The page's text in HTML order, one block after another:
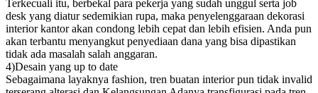
Terkecuali itu, berbekal para pekerja yang sudah unggul serta job
desk yang diatur sedemikian rupa, maka penyelenggaraan dekorasi
interior kantor akan condong lebih cepat dan lebih efisien. Anda pun
akan terbantu menyangkut penyediaan dana yang bisa dipastikan
tidak ada masalah salah anggaran.
4)Desain yang up to date
Sebagaimana layaknya fashion, tren buatan interior pun tidak invalid